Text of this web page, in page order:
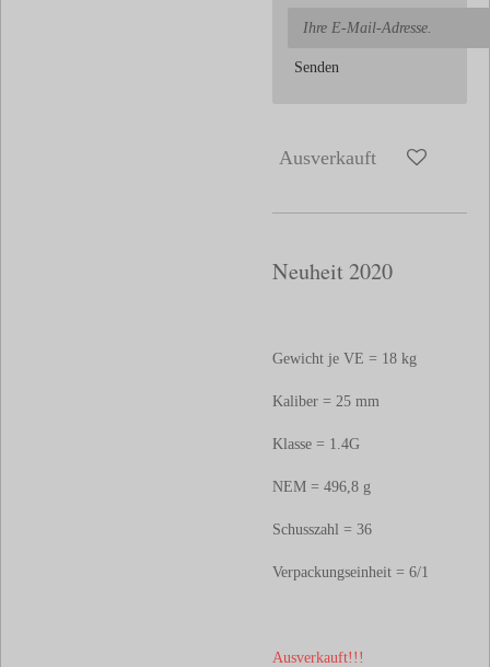
Senden
Ausverkauft
Neuheit 2020
Gewicht je VE = 18 kg
Kaliber = 25 mm
Klasse = 1.4G
NEM = 496,8 g
Schusszahl = 36
Verpackungseinheit = 6/1
Ausverkauft!!!